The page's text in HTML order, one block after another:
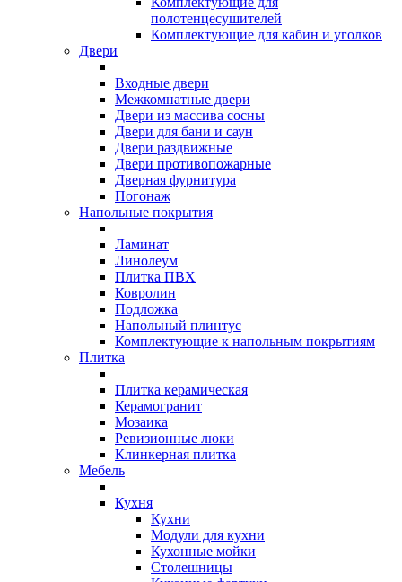
полотенцесушителей
Комплектующие для кабин и уголков
Двери
Входные двери
Межкомнатные двери
Двери из массива сосны
Двери для бани и саун
Двери раздвижные
Двери противопожарные
Дверная фурнитура
Погонаж
Напольные покрытия
Ламинат
Линолеум
Плитка ПВХ
Ковролин
Подложка
Напольный плинтус
Комплектующие к напольным покрытиям
Плитка
Плитка керамическая
Керамогранит
Мозаика
Ревизионные люки
Клинкерная плитка
Мебель
Кухня
Кухни
Модули для кухни
Кухонные мойки
Столешницы